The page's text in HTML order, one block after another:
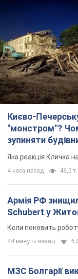
Києво-
"монстром"?
зупиняти
"московського
Яка реакція Кличка
4 часа назад 46,0 т.
Армія РФ
Schubert у
Коли поновить
44 минуты назад
МЗС Болгарії